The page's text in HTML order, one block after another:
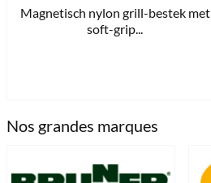
Magnetisch nylon grill-bestek met
soft-grip...
Nos grandes marques